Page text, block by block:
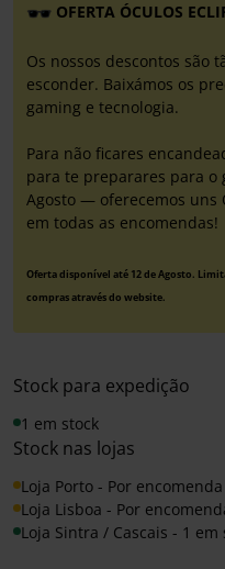
OFERTA ÓCULOS
Os nossos descontos são
esconder. Baixámos os
gaming e tecnologia.
Para não ficares
para te preparares para o
Agosto — oferecemos uns
em todas as encomendas!
Oferta disponível até 12 de Agosto.
compras através do website.
Stock para expedição
1 em stock
Stock nas lojas
Loja Porto - Por encomenda
Loja Lisboa - Por
Loja Sintra / Cascais - 1 em